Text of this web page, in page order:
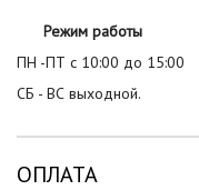
Режим работы
ПН -ПТ с 10:00 до 15:00
СБ - ВС выходной.
ОПЛАТА